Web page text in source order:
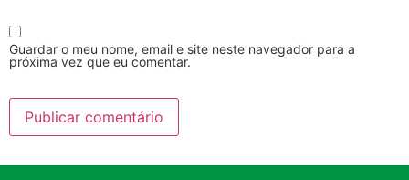
Guardar o meu nome, email e site neste navegador para a
próxima vez que eu comentar.
com Aspiração e de
Interiores